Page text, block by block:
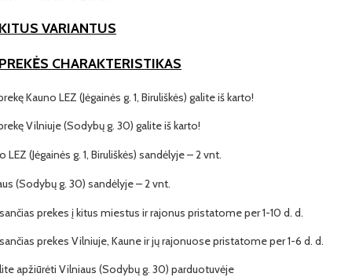
VARIANTUS
CHARAKTERISTIKAS
Kauno LEZ (Jėgainės g. 1, Biruliškės) galite iš karto!
Vilniuje (Sodybų g. 30) galite iš karto!
LEZ (Jėgainės g. 1, Biruliškės) sandėlyje – 2 vnt.
(Sodybų g. 30) sandėlyje – 2 vnt.
prekes į kitus miestus ir rajonus pristatome per 1-10 d. d.
prekes Vilniuje, Kaune ir jų rajonuose pristatome per 1-6 d. d.
apžiūrėti Vilniaus (Sodybų g. 30) parduotuvėje